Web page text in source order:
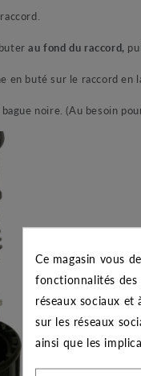
au fond du raccord,
en buté sur le raccord en
noire. (Au besoin
Ce magasin vous
fonctionnalités des
réseaux sociaux
sur les réseaux
ainsi que les